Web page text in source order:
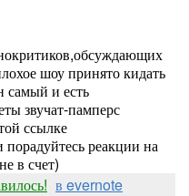
шоу принято кидать
и есть
звучат-памперс
ссылке
порадуйтесь реакции на
в счет)
в evernote